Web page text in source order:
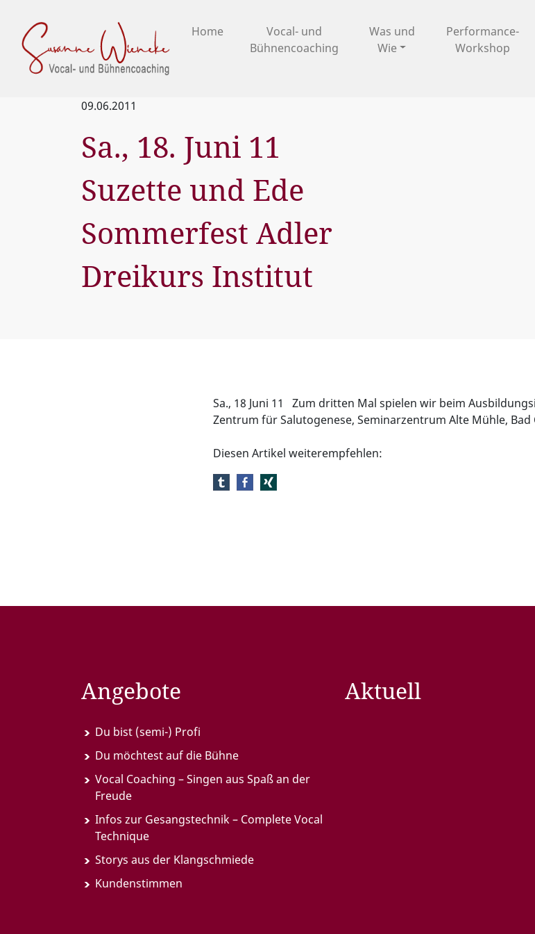
Home
Vocal- und
Bühnencoaching
Was und
Wie
Performance-
Workshop
09.06.2011
Sa., 18. Juni 11
Suzette und Ede
Sommerfest Adler
Dreikurs Institut
Sa., 18 Juni 11 Zum dritten Mal spielen wir beim
Zentrum für Salutogenese, Seminarzentrum Alte Mühle, Bad
Diesen Artikel weiterempfehlen:
Angebote
Du bist (semi-) Profi
Du möchtest auf die Bühne
Vocal Coaching – Singen aus Spaß an der
Freude
Infos zur Gesangstechnik – Complete Vocal
Technique
Storys aus der Klangschmiede
Kundenstimmen
Aktuell